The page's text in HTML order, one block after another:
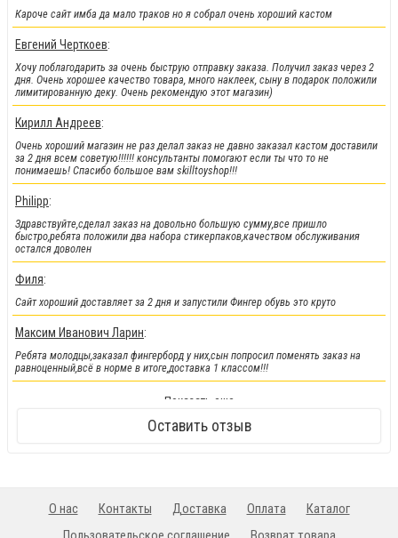
!!!Новинки!!!:
Легендарные металлические фингер BMX от Flick Trix снова у нас.
Кароче сайт имба да мало траков но я собрал очень хороший кастом
Евгений Черткоев:
Хочу поблагодарить за очень быструю отправку заказа. Получил заказ через 2
дня. Очень хорошее качество товара, много наклеек, сыну в подарок положили
лимитированную деку. Очень рекомендую этот магазин)
Кирилл Андреев:
Очень хороший магазин не раз делал заказ не давно заказал кастом доставили
за 2 дня всем советую!!!!!! консультанты помогают если ты что то не
понимаешь! Спасибо большое вам skilltoyshop!!!
Philipp:
Здравствуйте,сделал заказ на довольно большую сумму,все пришло
быстро,ребята положили два набора стикерпаков,качеством обслуживания
остался доволен
Филя:
Сайт хороший доставляет за 2 дня и запустили Фингер обувь это круто
Максим Иванович Ларин:
Ребята молодцы,заказал фингерборд у них,сын попросил поменять заказ на
равноценный,всё в норме в итоге,доставка 1 классом!!!
Показать еще
Оставить отзыв
О нас Контакты Доставка Оплата
Каталог